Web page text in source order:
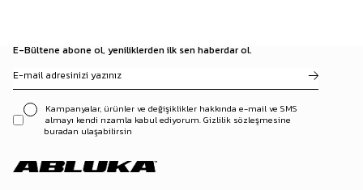
E-Bültene abone ol, yeniliklerden ilk sen haberdar ol.
Kampanyalar, ürünler ve değişiklikler hakkında e-mail ve SMS
almayı kendi rızamla kabul ediyorum. Gizlilik sözleşmesine
buradan ulaşabilirsin